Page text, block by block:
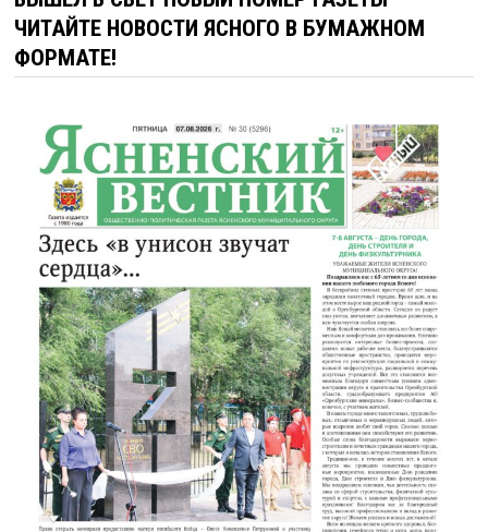
ЧИТАЙТЕ НОВОСТИ ЯСНОГО В БУМАЖНОМ
ФОРМАТЕ!